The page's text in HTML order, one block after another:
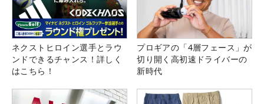
ネクストヒロイン選手とラウ
ンドできるチャンス！詳しく
はこちら！
プロギアの「4層フェース」が
切り開く高初速ドライバーの
新時代